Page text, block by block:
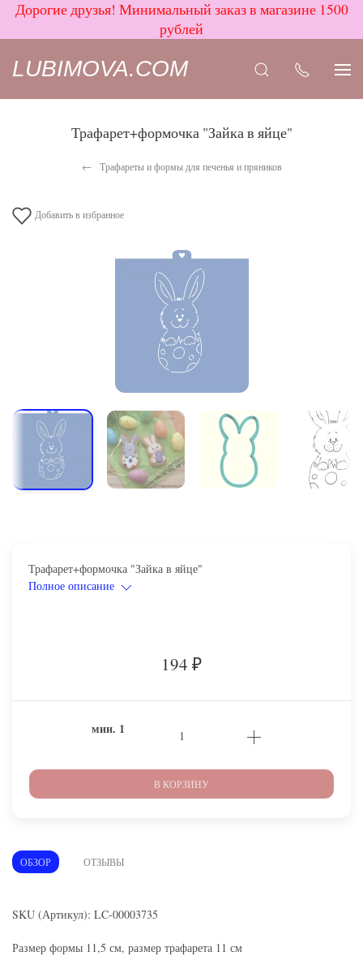
Дорогие друзья! Минимальный заказ в магазине 1500
рублей
LUBIMOVA.COM
Трафарет+формочка "Зайка в яйце"
Трафареты и формы для печенья и пряников
Добавить в избранное
Трафарет+формочка "Зайка в яйце"
Полное описание
194 ₽
мин. 1
В КОРЗИНУ
ОБЗОР ОТЗЫВЫ
SKU (Артикул): LC-00003735
Размер формы 11,5 см, размер трафарета 11 см